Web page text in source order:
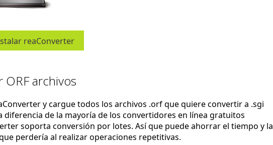
reaConverter
ORF archivos
y cargue todos los archivos .orf que quiere convertir a .sgi
diferencia de la mayoría de los convertidores en línea gratuitos
soporta conversión por lotes. Así que puede ahorrar el tiempo y la
perdería al realizar operaciones repetitivas.